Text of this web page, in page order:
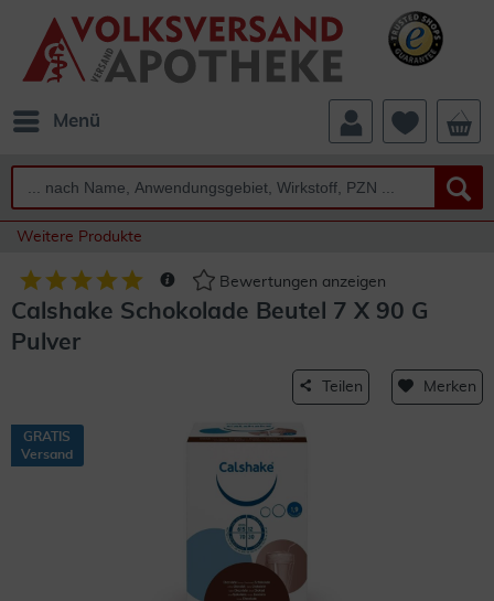
Menü
Weitere Produkte
Bewertungen anzeigen
Calshake Schokolade Beutel 7 X 90 G
Pulver
Teilen Merken
GRATIS
Versand